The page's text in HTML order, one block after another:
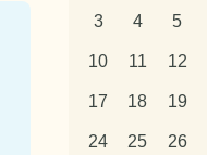
3 4 5
10 11 12
17 18 19
24 25 26